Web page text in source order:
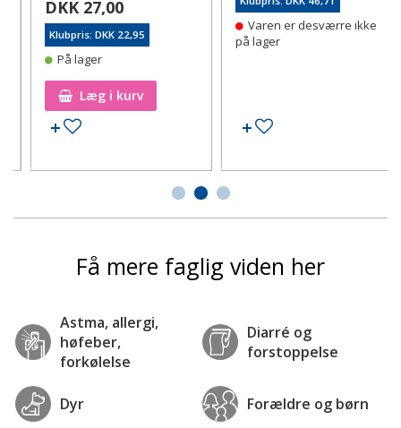
DKK 27,00
Klubpris: DKK 22,95
På lager
Læg i kurv
Tilføj til ønskeseddel
Varen er desværre ikke
på lager
Tilføj til ønskeseddel
Få mere faglig viden her
Astma, allergi,
høfeber,
forkølelse
Diarré og
forstoppelse
Dyr Forældre og børn